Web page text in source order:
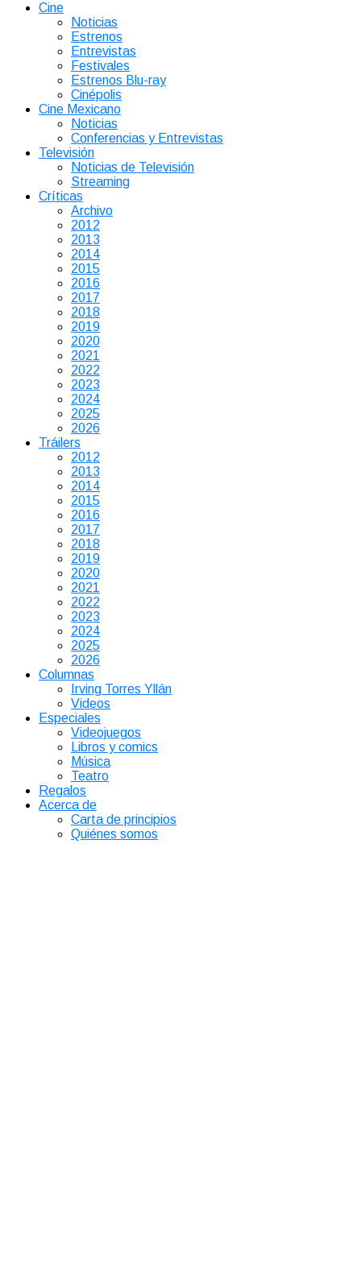
Cine
Noticias
Estrenos
Entrevistas
Festivales
Estrenos Blu-ray
Cinépolis
Cine Mexicano
Noticias
Conferencias y Entrevistas
Televisión
Noticias de Televisión
Streaming
Críticas
Archivo
2012
2013
2014
2015
2016
2017
2018
2019
2020
2021
2022
2023
2024
2025
2026
Tráilers
2012
2013
2014
2015
2016
2017
2018
2019
2020
2021
2022
2023
2024
2025
2026
Columnas
Irving Torres Yllán
Videos
Especiales
Videojuegos
Libros y comics
Música
Teatro
Regalos
Acerca de
Carta de principios
Quiénes somos